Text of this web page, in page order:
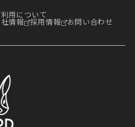
用について
情報 採用情報 お問い合わせ